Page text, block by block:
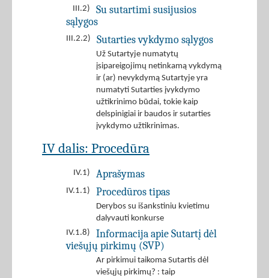
III.2)
Su sutartimi susijusios
sąlygos
III.2.2) Sutarties vykdymo sąlygos
Už Sutartyje numatytų
įsipareigojimų netinkamą vykdymą
ir (ar) nevykdymą Sutartyje yra
numatyti Sutarties įvykdymo
užtikrinimo būdai, tokie kaip
delspinigiai ir baudos ir sutarties
įvykdymo užtikrinimas.
IV dalis: Procedūra
IV.1) Aprašymas
IV.1.1) Procedūros tipas
Derybos su išankstiniu kvietimu
dalyvauti konkurse
IV.1.8)
Informacija apie Sutartį dėl
viešųjų pirkimų (SVP)
Ar pirkimui taikoma Sutartis dėl
viešųjų pirkimų? : taip